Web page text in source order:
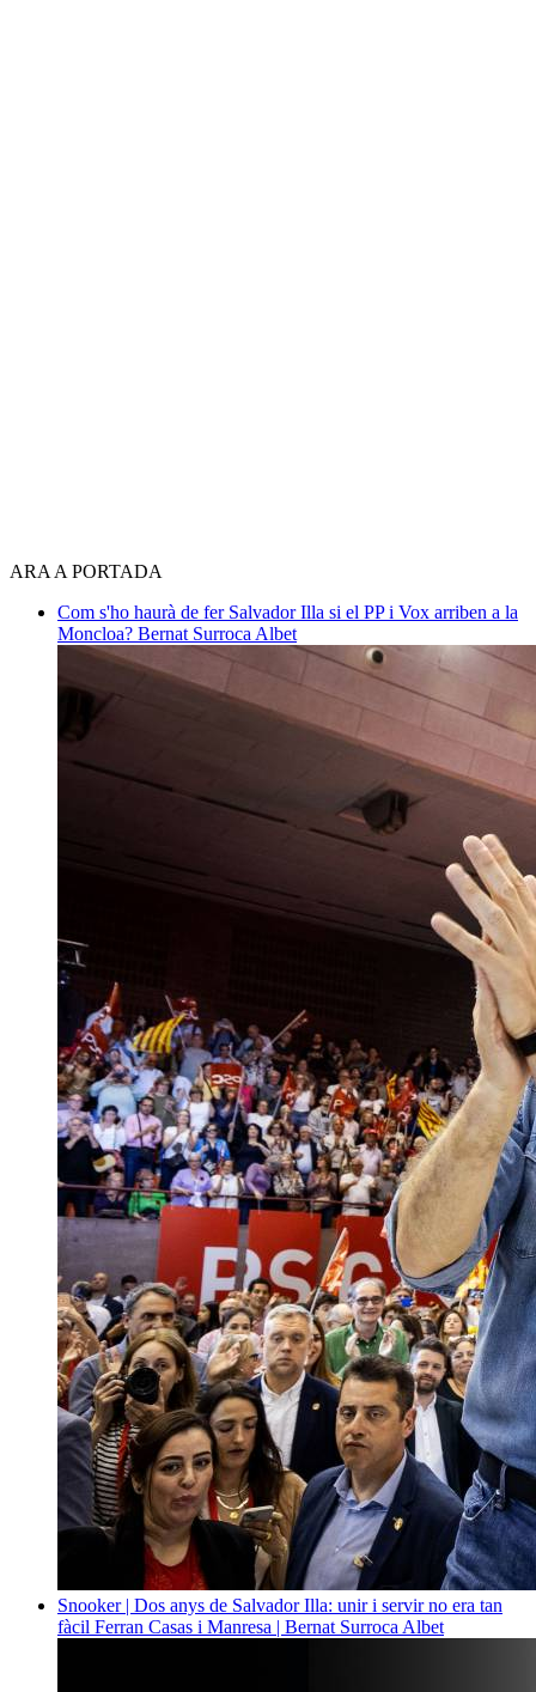
ARA A PORTADA
Com s'ho haurà de fer Salvador Illa si el PP i Vox arriben a la
Moncloa? Bernat Surroca Albet
Snooker | Dos anys de Salvador Illa: unir i servir no era tan
fàcil Ferran Casas i Manresa | Bernat Surroca Albet